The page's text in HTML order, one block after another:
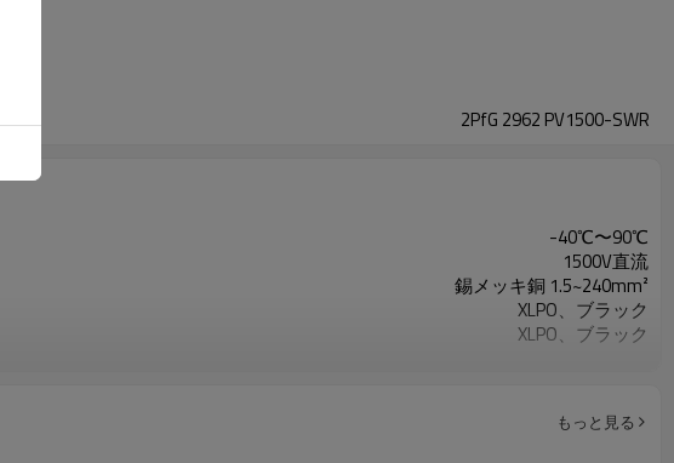
2PfG 2962 PV1500-SWR
-40℃〜90℃
1500V直流
錫メッキ銅 1.5~240mm²
XLPO、ブラック
XLPO、ブラック
もっと見る